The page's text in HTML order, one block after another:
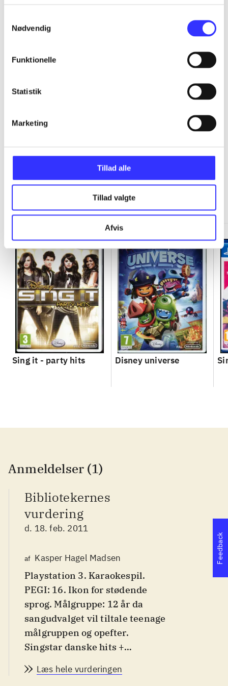
Nødvendig
Funktionelle
Statistik
Marketing
Tillad alle
Tillad valgte
Afvis
...
...
...
Sing it - party hits Disney universe
Anmeldelser (1)
Bibliotekernes
vurdering
d. 18. feb. 2011
af Kasper Hagel Madsen
Playstation 3. Karaokespil.
PEGI: 16. Ikon for stødende
sprog. Målgruppe: 12 år da
sangudvalget vil tiltale teenage
målgruppen og opefter.
Singstar danske hits +
Singstar serien udelukkende
Læs hele vurderingen
Feedback